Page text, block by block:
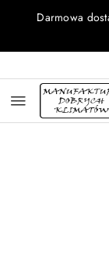
Przejdź do
Przejdź do
Przejdź do
Przejdź do
Przejdź do
Przejdź do
Darmowa